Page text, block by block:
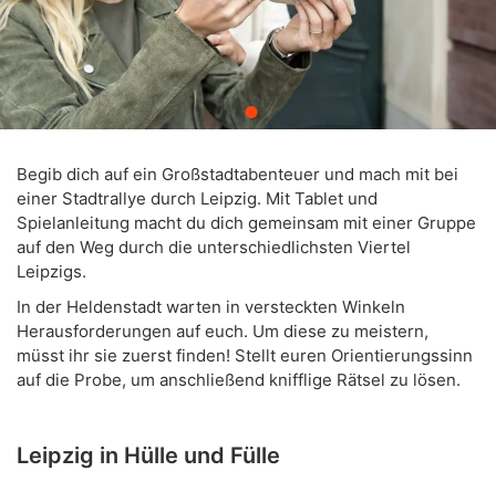
Begib dich auf ein Großstadtabenteuer und mach mit bei
einer Stadtrallye durch Leipzig. Mit Tablet und
Spielanleitung macht du dich gemeinsam mit einer Gruppe
auf den Weg durch die unterschiedlichsten Viertel
Leipzigs.
In der Heldenstadt warten in versteckten Winkeln
Herausforderungen auf euch. Um diese zu meistern,
müsst ihr sie zuerst finden! Stellt euren Orientierungssinn
auf die Probe, um anschließend knifflige Rätsel zu lösen.
Leipzig in Hülle und Fülle